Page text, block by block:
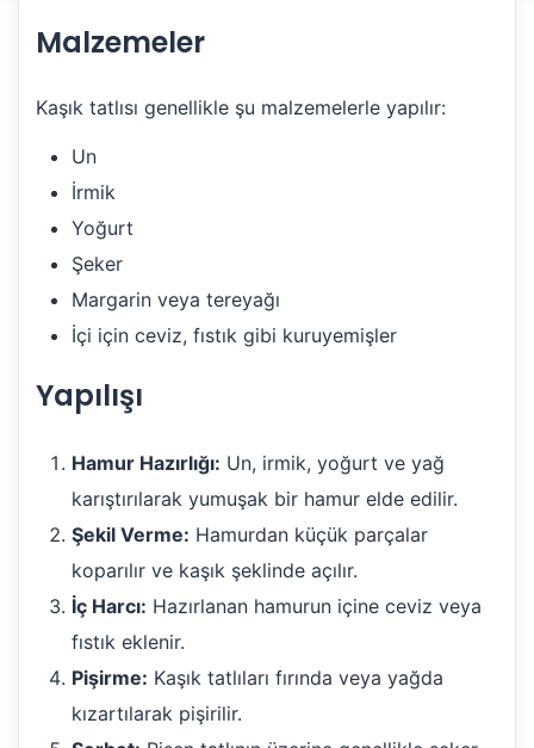
Malzemeler
Kaşık tatlısı genellikle şu malzemelerle yapılır:
Un
İrmik
Yoğurt
Şeker
Margarin veya tereyağı
İçi için ceviz, fıstık gibi kuruyemişler
Yapılışı
Hamur Hazırlığı: Un, irmik, yoğurt ve yağ
karıştırılarak yumuşak bir hamur elde edilir.
Şekil Verme: Hamurdan küçük parçalar
koparılır ve kaşık şeklinde açılır.
İç Harcı: Hazırlanan hamurun içine ceviz veya
fıstık eklenir.
Pişirme: Kaşık tatlıları fırında veya yağda
kızartılarak pişirilir.